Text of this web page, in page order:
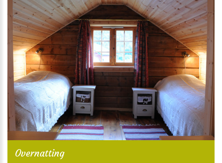
Overnatting